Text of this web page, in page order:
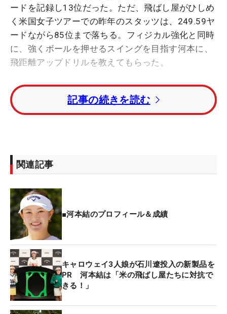
ードを記録し13位だった。ただ、飛ばし屋がひしめ
く米国女子ツアーでの昨年のスタッツは、249.59ヤ
ードながら85位まで落ちる。フィジカル強化と同時
に、強くボールを押せるスイングを目指す河本に、
飛距離アップドリルを教えてもらった。
松山のコーチと松田のコーチが河本結のスイングを
斬る！【連続写真】
打つアイアンだけでなく、ティアップして打つドラ
イバーもハンドファーストで打つべきだと思ってい
パクトになるんです」。アイアンは“ハンドファース
ト”で、ドライバーはヘッドが先行する“ハンドレイ
ト”がいい、というレッスンも存在するが、河本は右
手をコネて手首の角度が早くほどけるのを嫌ってい
るため、ハンドレイトのイメージはない。
実はボールをつかまえようとして手首をコネる動き
は、飛ばない一般ゴルファーにも多く見られる。ボ
ールを押せるインパクトゾーンが短いため、ボール
記事の続きを読む
関連記事
■河本結のプロフィール＆成績
キャロウェイ3人娘が石川遼投入の新製品を
PR 河本結は「米の飛ばし屋たちに対抗で
きる！」